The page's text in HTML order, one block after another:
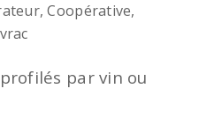
Coopérative,
par vin ou